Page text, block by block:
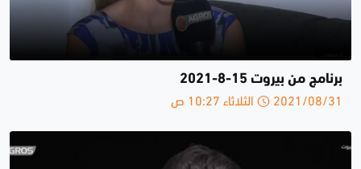
برنامج من بيروت 15-8-2021
2021/08/31 الثلاثاء 10:27 ص